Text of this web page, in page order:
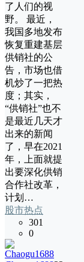
了人们的视
野。 最近，
我国多地发布
恢复重建基层
供销社的公
告，市场也借
机炒了一把热
度；其实，
“供销社”也不
是最近几天才
出来的新闻
了，早在2021
年，上面就提
出要深化供销
合作社改革，
计划…
股市热点
301
0